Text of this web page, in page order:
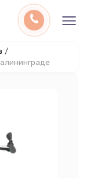
/